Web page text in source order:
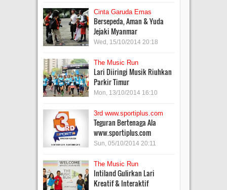
Cinta Garuda Emas
Bersepeda, Aman & Yuda
Jejaki Myanmar
Wed, 15/10/2014 20:18
The Music Run
Lari Diiringi Musik Riuhkan
Parkir Timur
Mon, 13/10/2014 16:10
3rd www.sportiplus.com
Teguran Bertenaga Ala
www.sportiplus.com
Sun, 05/10/2014 20:11
The Music Run
Intiland Gulirkan Lari
Kreatif & Interaktif